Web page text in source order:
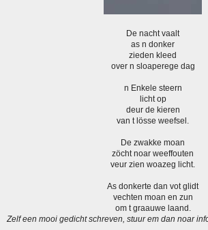
De nacht vaalt
as n donker
zieden kleed
over n sloaperege dag
n Enkele steern
licht op
deur de kieren
van t lösse weefsel.
De zwakke moan
zöcht noar weeffouten
veur zien woazeg licht.
As donkerte dan vot glidt
vechten moan en zun
om t graauwe laand.
Zelf een mooi gedicht schreven, stuur em dan noar